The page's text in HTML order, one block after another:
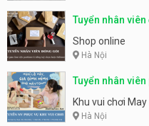
Tuyển nhân
Shop online
Hà Nội
Tuyển nhân
động
Khu vui chơi
Hà Nội